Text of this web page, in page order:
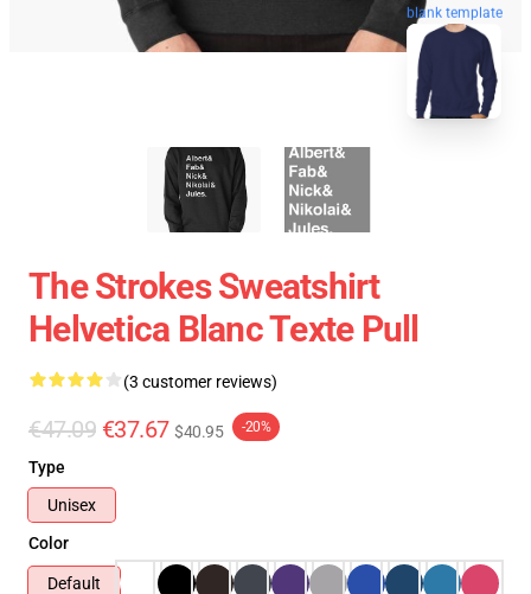
blank template
The Strokes Sweatshirt
Helvetica Blanc Texte Pull
(3 customer reviews)
€47.09 €37.67 $40.95 -20%
Type
Unisex
Color
Default